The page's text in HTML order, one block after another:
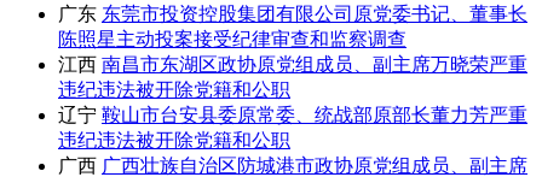
广东 东莞市投资控股集团有限公司原党委书记、董事长
陈照星主动投案接受纪律审查和监察调查
江西 南昌市东湖区政协原党组成员、副主席万晓荣严重
违纪违法被开除党籍和公职
辽宁 鞍山市台安县委原常委、统战部原部长董力芳严重
违纪违法被开除党籍和公职
广西 广西壮族自治区防城港市政协原党组成员、副主席